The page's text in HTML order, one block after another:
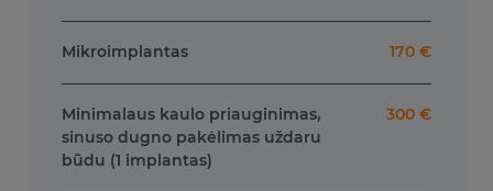
Mikroimplantas 170 €
Minimalaus kaulo priauginimas,
sinuso dugno pakėlimas uždaru
būdu (1 implantas)
300 €